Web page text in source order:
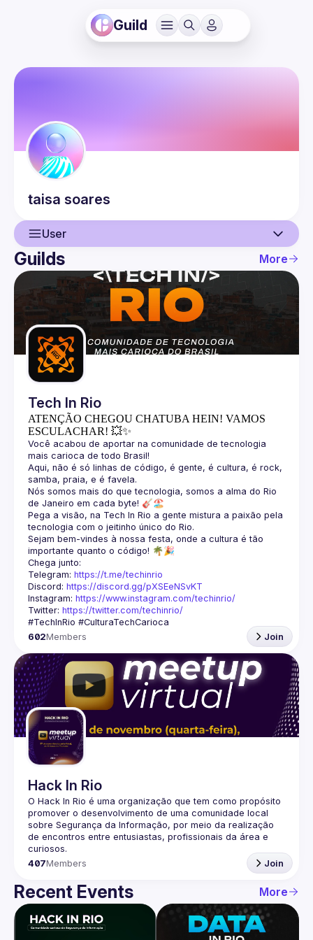
Guild
taisa soares
User
User
Events
Guilds
Guilds More
Tech In Rio
ATENÇÃO CHEGOU CHATUBA HEIN! VAMOS
ESCULACHAR! 💥✨
Você acabou de aportar na comunidade de tecnologia
Aqui, não é só linhas de código, é gente, é cultura, é rock,
Nós somos mais do que tecnologia, somos a alma do Rio
Pega a visão, na Tech In Rio a gente mistura a paixão pela
Sejam bem-vindes à nossa festa, onde a cultura é tão
Telegram: https://t.me/techinrio
Discord: https://discord.gg/pXSEeNSvKT
Instagram: https://www.instagram.com/techinrio/
Twitter: https://twitter.com/techinrio/
602Members Join
Hack In Rio
O Hack In Rio é uma organização que tem como propósito
promover o desenvolvimento de uma comunidade local
sobre Segurança da Informação, por meio da realização
de encontros entre entusiastas, profissionais da área e
407Members Join
Recent Events More